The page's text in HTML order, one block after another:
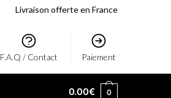
Livraison offerte en France
F.A.Q / Contact Paiement
0.00€ 0